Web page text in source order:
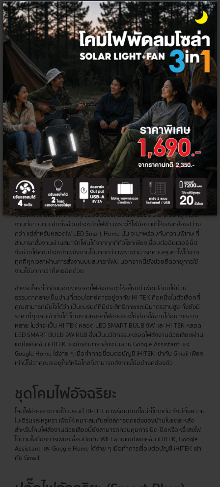
ปลั๊กไฟกล้องไร้สายและ
หลอดไฟ อุปกรณ์Smart
Homeที่ควบคุมได้ด้วย
WIFI
Thai Electricity เราเป็นผู้นำด้านนวัตกรรมไฟฟ้าที่ผลิตอุปกรณ์ทันสมัยที่ให้
ความสำคัญกับการคัดสรรเทคโนโลยีที่สามารถเข้าถึงผู้บริโภคและสามารถยก
ระดับคุณภาพชีวิตของผู้บริโภค ช่วยเปลี่ยนบ้านธรรมดาให้กลายเป็นบ้าน
อัจฉริยะด้วยอุปกรณ์ Smart Home ภายใต้แบรนด์ HI-TEK ไม่ว่าจะเป็น ปลั๊กไฟ
หลอดไฟและกล้อง CCTV ไร้สายหรือกล้องวงจรปิดที่สามารถเชื่อมต่อ WIFI
เพื่อสั่งงานผ่านสมาร์ทโฟนได้จากทุกที่ทั่วโลก ถือว่าเป็นฟีเจอร์การใช้งานที่ล้ำ
สมัยเข้ากับไลฟ์สไตล์ของคนรุ่นใหม่ พร้อมตอบโจทย์ความสะดวกสบายได้อย่าง
ปลอดภัยเพียงแค่ใช้อินเทอร์เน็ตเป็นตัวกลางเพื่อเชื่อมต่อ
ขั้นกว่าของหลอดไฟ LED ซึ่งเป็นเทคโนโลยีที่ถูกพัฒนามาเพื่อตอบสนองการใช้
งานไฟฟ้าโดยเฉพาะ ถึงแม้คุณสมบัติของหลอดไฟ LED ทั่วไป จะมีอายุการใช้
งานที่ยาวนาน อีกทั้งช่วยประหยัดไฟฟ้า เพราะใช้ไฟน้อย แต่ให้แสงที่ส่องสว่าง
กว่า แต่สำหรับหลอดไฟ LED Smart Home นั้น จะมาพร้อมกับความพิเศษ ที่
สามารถสั่งงานผ่านสมาร์ทโฟนได้จากทุกที่ทั่วโลกเพียงเชื่อมต่ออินเตอร์เน็ต
จึงช่วยให้คุณประหยัดพลังงานได้มากกว่า เพราะสามารถควบคุมค่าไฟได้จาก
ทุกที่ทุกเวลาผ่านการสั่งงานบนสมาร์ทโฟน นอกจากนี้ยังช่วยยืดอายุการใช้
งานได้มากกว่าที่เคยอีกด้วย
สำหรับใครที่กำลังมองหาหลอดไฟอัจฉริยะยี่ห้อไหนดี เพื่อเปลี่ยนให้บ้าน
ธรรมดากลายเป็นบ้านที่ตอบโจทย์การอยู่อาศัย HI-TEK คือหนึ่งในตัวเลือกที่
คุณสามารถมั่นใจได้ว่า เป็นแบรนด์ที่มีประสิทธิภาพและมีมาตรฐานสูง ทั้งยังมี
ราคาที่ทุกคนเข้าถึงได้ โดยเรามีหลอดไฟอัจฉริยะให้เลือกใช้งานได้อย่างหลาก
หลาย ไม่ว่าจะเป็น HI-TEK หลอด LED SMART BULB 9W และ HI-TEK หลอด
LED SMART BULB 9W RGB ซึ่งเป็นนวัตกรรมหลอดไฟสั่งงานด้วยเสียงผ่าน
แอปพลิเคชัน iHITEK และยังสามารถสั่งงานผ่าน Google Assistant และ
Google Home ได้ง่าย ๆ เมื่อทำการเชื่อมต่อบัญชี iHITEK เข้ากับ Gmail เพียง
เท่านี้ไม่ว่าคุณจะอยู่ใกล้หรือไกลก็สามารถสั่งการได้อย่างคล่องตัว
ชุดโคมไฟอัจฉริยะ
โคมไฟอัจฉริยะภายใต้แบรนด์ HI-TEK มาพร้อมกับดีไซน์ที่โดดเด่น ซึ่งมีทั้งความ
โมเดิร์นและหรูหรา เพื่อให้เหมาะสมกับสไตล์การตกแต่งของบ้านในแต่ละหลัง
สำหรับโคมไฟสั่งงานด้วยเสียงนี้ยังสามารถควบคุมการเปิด-ปิดหรือหรี่แสงไฟ
ได้ตามใจต้องการเพียงเชื่อมต่อกับ WIFI ผ่านแอปพลิเคชัน iHITEK, Google
Assistant และ Google Home ได้ง่าย ๆ เมื่อทำการเชื่อมต่อบัญชี iHITEK เข้า
กับ Gmail